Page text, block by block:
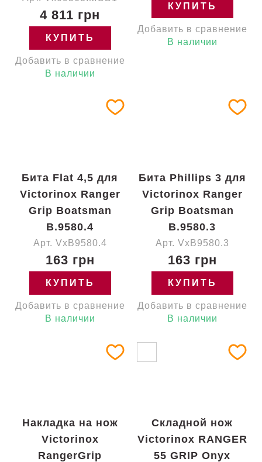
4 811 грн
КУПИТЬ
Добавить в сравнение
В наличии
КУПИТЬ
Добавить в сравнение
В наличии
Бита Flat 4,5 для
Victorinox Ranger
Grip Boatsman
B.9580.4
Арт. VxB9580.4
163 грн
КУПИТЬ
Добавить в сравнение
В наличии
Бита Phillips 3 для
Victorinox Ranger
Grip Boatsman
B.9580.3
Арт. VxB9580.3
163 грн
КУПИТЬ
Добавить в сравнение
В наличии
Накладка на нож
Victorinox
RangerGrip
Складной нож
Victorinox RANGER
55 GRIP Onyx